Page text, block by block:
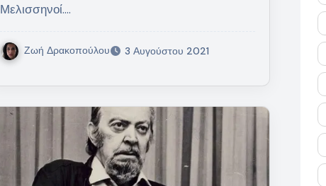
Μελισσηνοί.…
Ζωή Δρακοπούλου 3 Αυγούστου 2021